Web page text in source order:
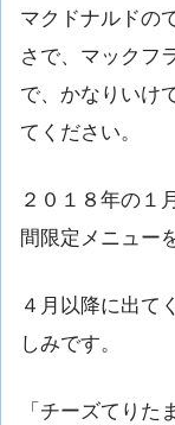
マクドナルドの
さで、マックフ
で、かなりいけ
てください。
２０１８年の１
間限定メニュー
４月以降に出て
しみです。
「チーズてり